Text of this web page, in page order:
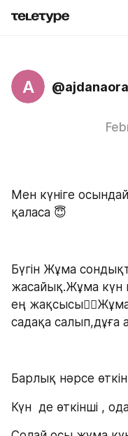
A
Мен күніге
қаласа 😇
Бүгін Жұма
жасайық.Жұма күн
ең
садақа салып,дұға
Барлық нәрсе
Күн  де өткінші ,